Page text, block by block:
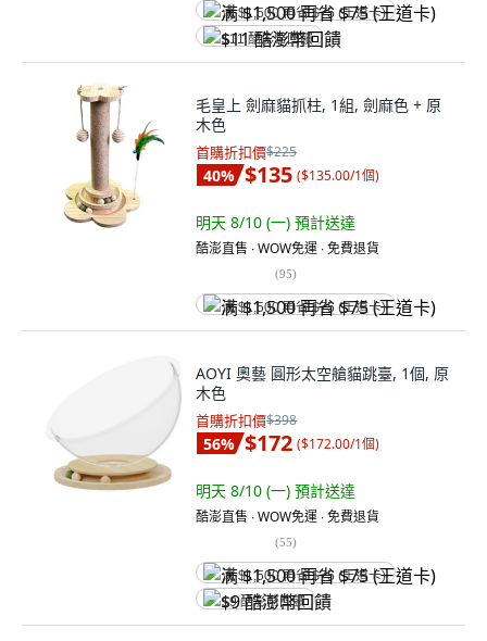
满 $1,500 再省 $75 (王道卡)
$11 酷澎幣回饋
毛皇上 劍麻貓抓柱, 1組, 劍麻色 + 原
木色
首購折扣價$225
40% $135 ($135.00/1個)
明天 8/10 (一) 預計送達
酷澎直售 ∙ WOW免運 ∙ 免費退貨
(95)
满 $1,500 再省 $75 (王道卡)
AOYI 奧藝 圓形太空艙貓跳臺, 1個, 原
木色
首購折扣價$398
56% $172 ($172.00/1個)
明天 8/10 (一) 預計送達
酷澎直售 ∙ WOW免運 ∙ 免費退貨
(55)
满 $1,500 再省 $75 (王道卡)
$9 酷澎幣回饋